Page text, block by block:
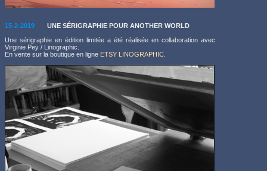
15-2-2019
UNE SÉRIGRAPHIE POUR ANOTHER WORLD
Une sérigraphie en édition limitée a été réalisée en collaboration avec
Virginie Pey / Linographic.
En vente sur la boutique en ligne ETSY LINOGRAPHIC